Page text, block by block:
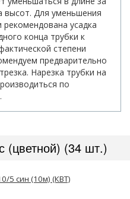
высот. Для уменьшения
рекомендована усадка
конца трубки к
степени
предварительно
Нарезка трубки на
по
(цветной) (34 шт.)
5 син (10м) (КВТ)